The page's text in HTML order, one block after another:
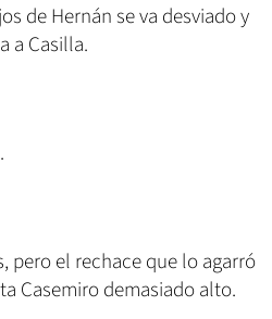
de Hernán se va desviado y
a Casilla.
pero el rechace que lo agarró
Casemiro demasiado alto.